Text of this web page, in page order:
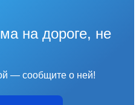
на дороге, не
— сообщите о ней!